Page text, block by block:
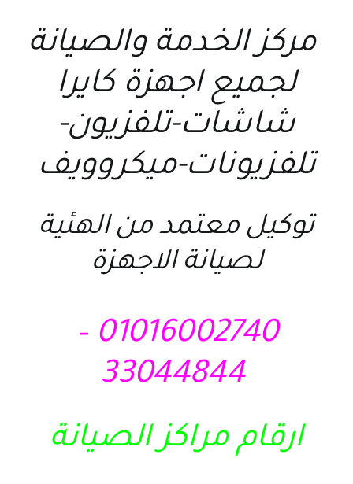
مركز الخدمة والصيانة
لجميع اجهزة كايرا
شاشات-تلفزيون-
تلفزيونات-ميكروويف
توكيل معتمد من الهئية
لصيانة الاجهزة
01016002740 –
33044844
ارقام مراكز الصيانة